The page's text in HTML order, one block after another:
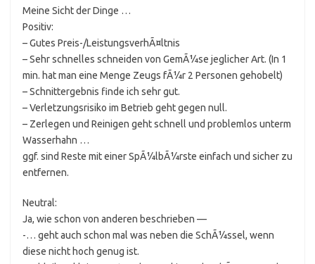
Meine Sicht der Dinge …
Positiv:
– Gutes Preis-/LeistungsverhÃ¤ltnis
– Sehr schnelles schneiden von GemÃ¼se jeglicher Art. (In 1
min. hat man eine Menge Zeugs fÃ¼r 2 Personen gehobelt)
– Schnittergebnis finde ich sehr gut.
– Verletzungsrisiko im Betrieb geht gegen null.
– Zerlegen und Reinigen geht schnell und problemlos unterm
Wasserhahn …
ggf. sind Reste mit einer SpÃ¼lbÃ¼rste einfach und sicher zu
entfernen.
Neutral:
Ja, wie schon von anderen beschrieben —
-… geht auch schon mal was neben die SchÃ¼ssel, wenn
diese nicht hoch genug ist.